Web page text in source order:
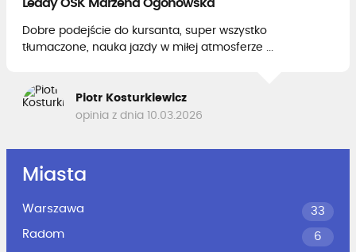
Leady OSK Marzena Ogonowska
Dobre podejście do kursanta, super wszystko
tłumaczone, nauka jazdy w miłej atmosferze ...
Piotr Kosturkiewicz
opinia z dnia 10.03.2026
Miasta
Warszawa
33
Radom
6